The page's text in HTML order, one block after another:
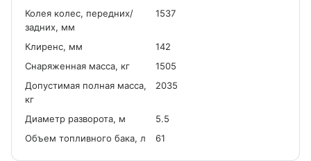
Колея колес, передних/
задних, мм
1537
Клиренс, мм
142
Снаряженная масса, кг
1505
Допустимая полная масса,
кг
2035
Диаметр разворота, м
5.5
Объем топливного бака, л
61